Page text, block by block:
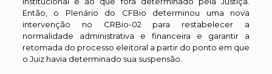
Então, o Plenário do CFBio determinou uma nova
intervenção no CRBio-02 para restabelecer a
normalidade administrativa e financeira e garantir a
retomada do processo eleitoral a partir do ponto em que
o Juiz havia determinado sua suspensão.